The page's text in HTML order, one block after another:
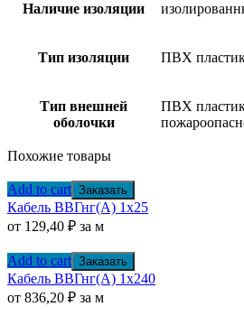
Наличие изоляции
Тип изоляции ПВХ
Тип внешней
оболочки
ПВХ
Похожие товары
Add to cart Заказать
Кабель ВВГнг(А) 1х25
от 129,40 ₽ за м
Add to cart Заказать
Кабель ВВГнг(А) 1х240
от 836,20 ₽ за м